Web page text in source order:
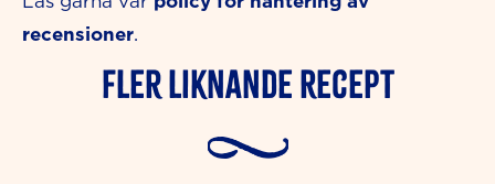
recensioner.
Fler liknande Recept